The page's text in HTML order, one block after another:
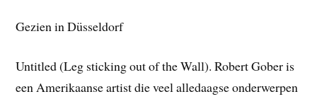
Gezien in Düsseldorf
Untitled (Leg sticking out of the Wall). Robert Gober is
een Amerikaanse artist die veel alledaagse onderwerpen